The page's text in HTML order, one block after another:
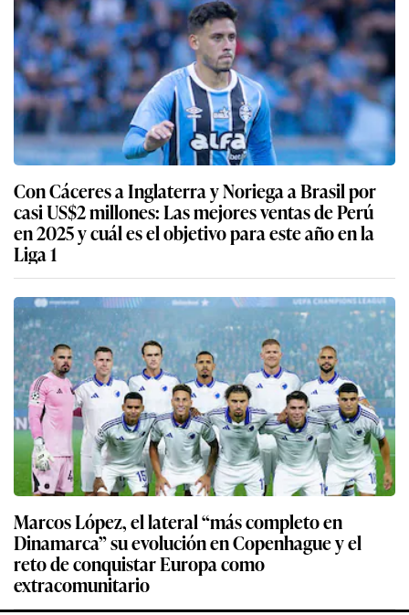
Con Cáceres a Inglaterra y Noriega a Brasil por
casi US$2 millones: Las mejores ventas de Perú
en 2025 y cuál es el objetivo para este año en la
Liga 1
Marcos López, el lateral “más completo en
Dinamarca” su evolución en Copenhague y el
reto de conquistar Europa como
extracomunitario